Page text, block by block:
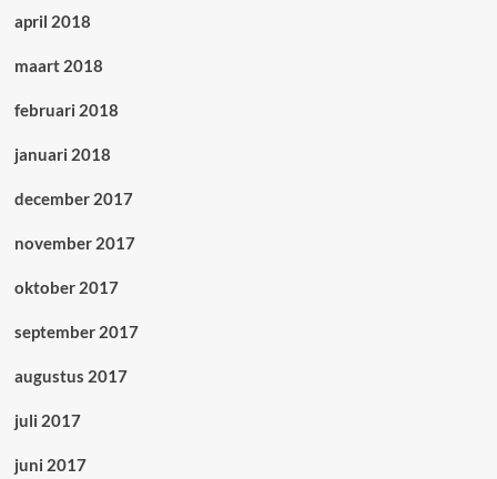
april 2018
maart 2018
februari 2018
januari 2018
december 2017
november 2017
oktober 2017
september 2017
augustus 2017
juli 2017
juni 2017